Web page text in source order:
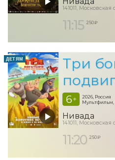
141011,
11:15 250 ₽
ДЕТЯМ
Три
6 +
2026, Россия
Мультфильм,
Нивада
141011,
11:20 250 ₽